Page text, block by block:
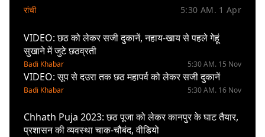
रांची 5:30 AM. 1 Apr
VIDEO: छठ को लेकर सजी दुकानें, नहाय-खाय से पहले गेहूं
सुखाने में जुटे छठव्रती
Badi Khabar 5:30 AM. 15 Nov
VIDEO: सूप से दउरा तक छठ महापर्व को लेकर सजी दुकानें
Badi Khabar 5:30 AM. 16 Nov
Chhath Puja 2023: छठ पूजा को लेकर कानपुर के घाट तैयार,
प्रशासन की व्यवस्था चाक-चौबंद, वीडियो